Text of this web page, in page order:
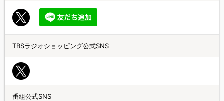
TBSラジオショッピング公式SNS
番組公式SNS